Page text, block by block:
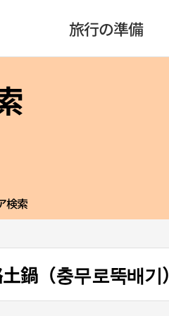
旅行の準備
検索
鍋（충무로뚝배기）